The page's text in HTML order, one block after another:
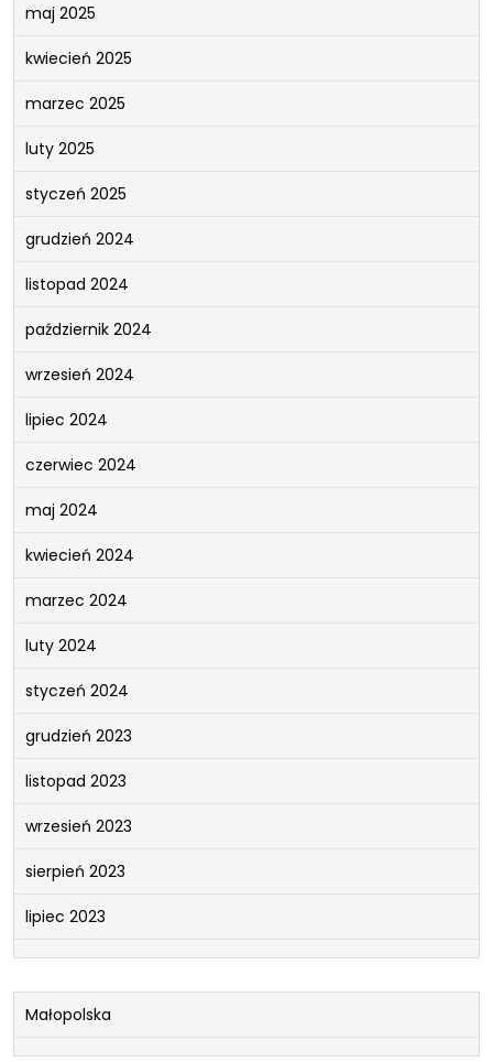
maj 2025
kwiecień 2025
marzec 2025
luty 2025
styczeń 2025
grudzień 2024
listopad 2024
październik 2024
wrzesień 2024
lipiec 2024
czerwiec 2024
maj 2024
kwiecień 2024
marzec 2024
luty 2024
styczeń 2024
grudzień 2023
listopad 2023
wrzesień 2023
sierpień 2023
lipiec 2023
Małopolska